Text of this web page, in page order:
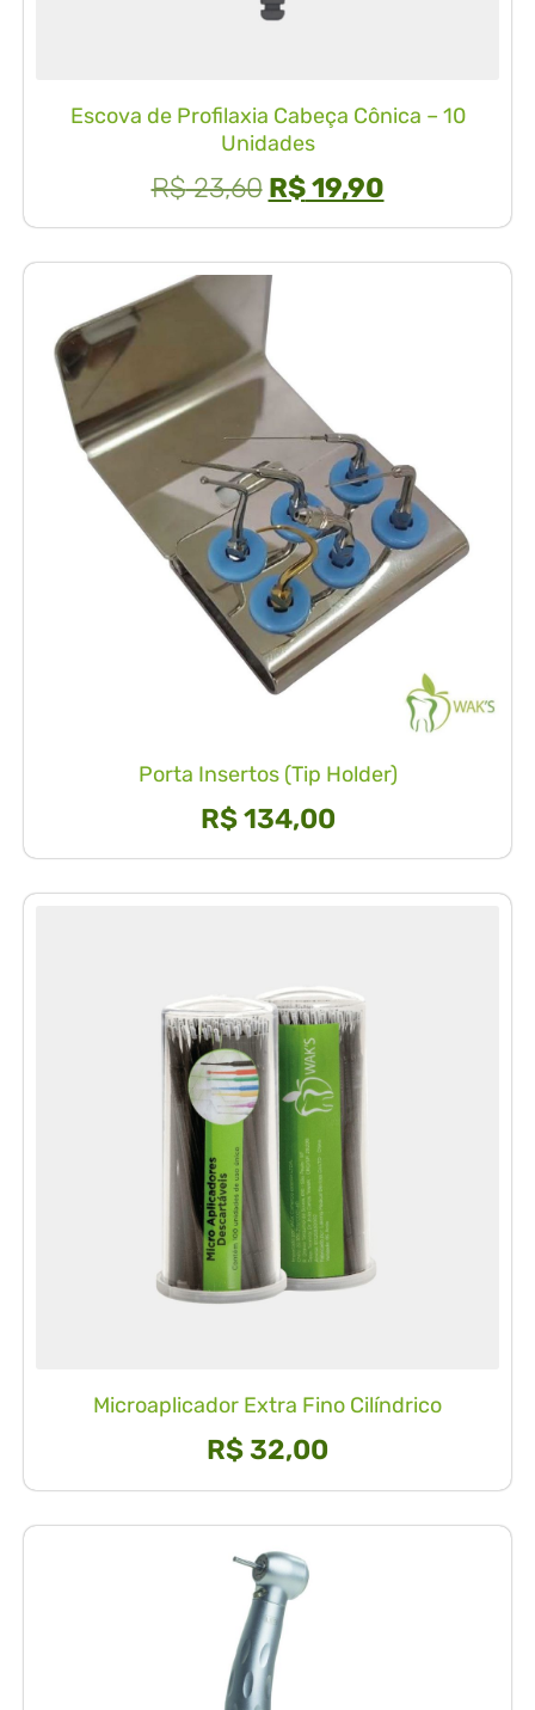
Escova de Profilaxia Cabeça Cônica – 10
Unidades
R$23,60 R$19,90
Porta Insertos (Tip Holder)
R$134,00
Microaplicador Extra Fino Cilíndrico
R$ 32,00